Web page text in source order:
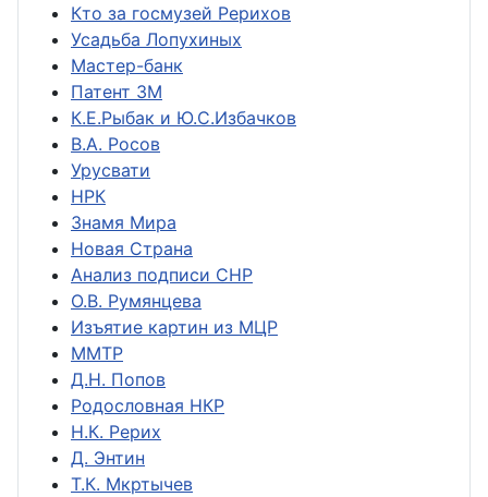
Кто за госмузей Рерихов
Усадьба Лопухиных
Мастер-банк
Патент ЗМ
К.Е.Рыбак и Ю.С.Избачков
В.А. Росов
Урусвати
НРК
Знамя Мира
Новая Страна
Анализ подписи СНР
О.В. Румянцева
Изъятие картин из МЦР
ММТР
Д.Н. Попов
Родословная НКР
Н.К. Рерих
Д. Энтин
Т.К. Мкртычев